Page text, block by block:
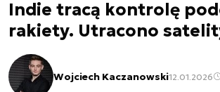
Indie tracą kontrolę
rakiety. Utracono
Wojciech Kaczanowski12.01.2026